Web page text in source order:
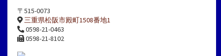
〒515-0073
三重県松阪市殿町1508番地1
0598-21-0463
0598-21-8102